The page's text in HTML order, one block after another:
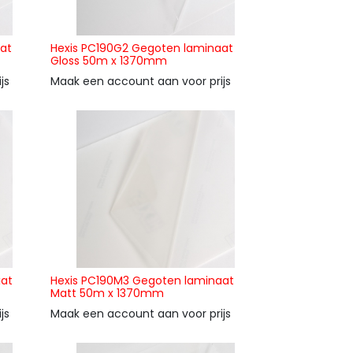
Hexis PC190G2 Gegoten laminaat
Gloss 50m x 1370mm
Maak een account aan voor prijs
Hexis PC190M3 Gegoten laminaat
Matt 50m x 1370mm
Maak een account aan voor prijs